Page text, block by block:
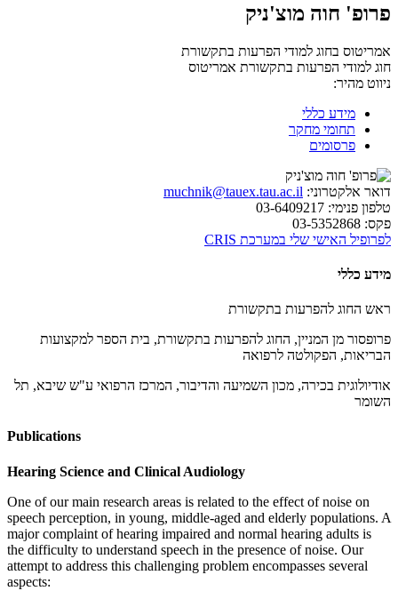
פרופ' חוה מוצ'ניק
אמריטוס בחוג למודי הפרעות בתקשורת
חוג למודי הפרעות בתקשורת אמריטוס
ניווט מהיר:
מידע כללי
תחומי מחקר
פרסומים
דואר אלקטרוני: muchnik@tauex.tau.ac.il
טלפון פנימי:
פקס:
לפרופיל האישי שלי במערכת CRIS
מידע כללי
ראש החוג להפרעות בתקשורת
פרופסור מן המניין, החוג להפרעות בתקשורת, בית הספר למקצועות
הבריאות, הפקולטה לרפואה
אודיולוגית בכירה, מכון השמיעה והדיבור, המרכז הרפואי ע"ש שיבא, תל
השומר
Publications
Hearing Science and Clinical Audiology
One of our main research areas is related to the effect of noise on
speech perception, in young, middle-aged and elderly populations. A
major complaint of hearing impaired and normal hearing adults is
the difficulty to understand speech in the presence of noise. Our
attempt to address this challenging problem encompasses several
aspects: